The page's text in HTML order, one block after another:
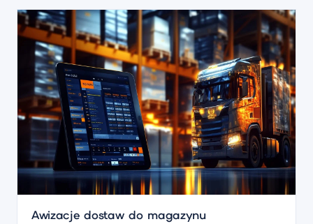
Awizacje dostaw do magazynu